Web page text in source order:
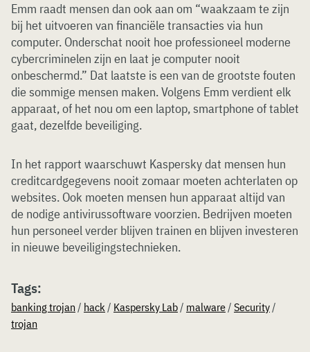
Emm raadt mensen dan ook aan om “waakzaam te zijn
bij het uitvoeren van financiële transacties via hun
computer. Onderschat nooit hoe professioneel moderne
cybercriminelen zijn en laat je computer nooit
onbeschermd.” Dat laatste is een van de grootste fouten
die sommige mensen maken. Volgens Emm verdient elk
apparaat, of het nou om een laptop, smartphone of tablet
gaat, dezelfde beveiliging.
In het rapport waarschuwt Kaspersky dat mensen hun
creditcardgegevens nooit zomaar moeten achterlaten op
websites. Ook moeten mensen hun apparaat altijd van
de nodige antivirussoftware voorzien. Bedrijven moeten
hun personeel verder blijven trainen en blijven investeren
in nieuwe beveiligingstechnieken.
Tags:
banking trojan / hack/ Kaspersky Lab/ malware/ Security/
trojan